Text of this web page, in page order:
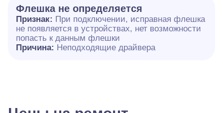
Флешка не определяется
Признак: При подключении, исправная флешка
не появляется в устройствах, нет возможности
попасть к данным флешки
Причина: Неподходящие драйвера